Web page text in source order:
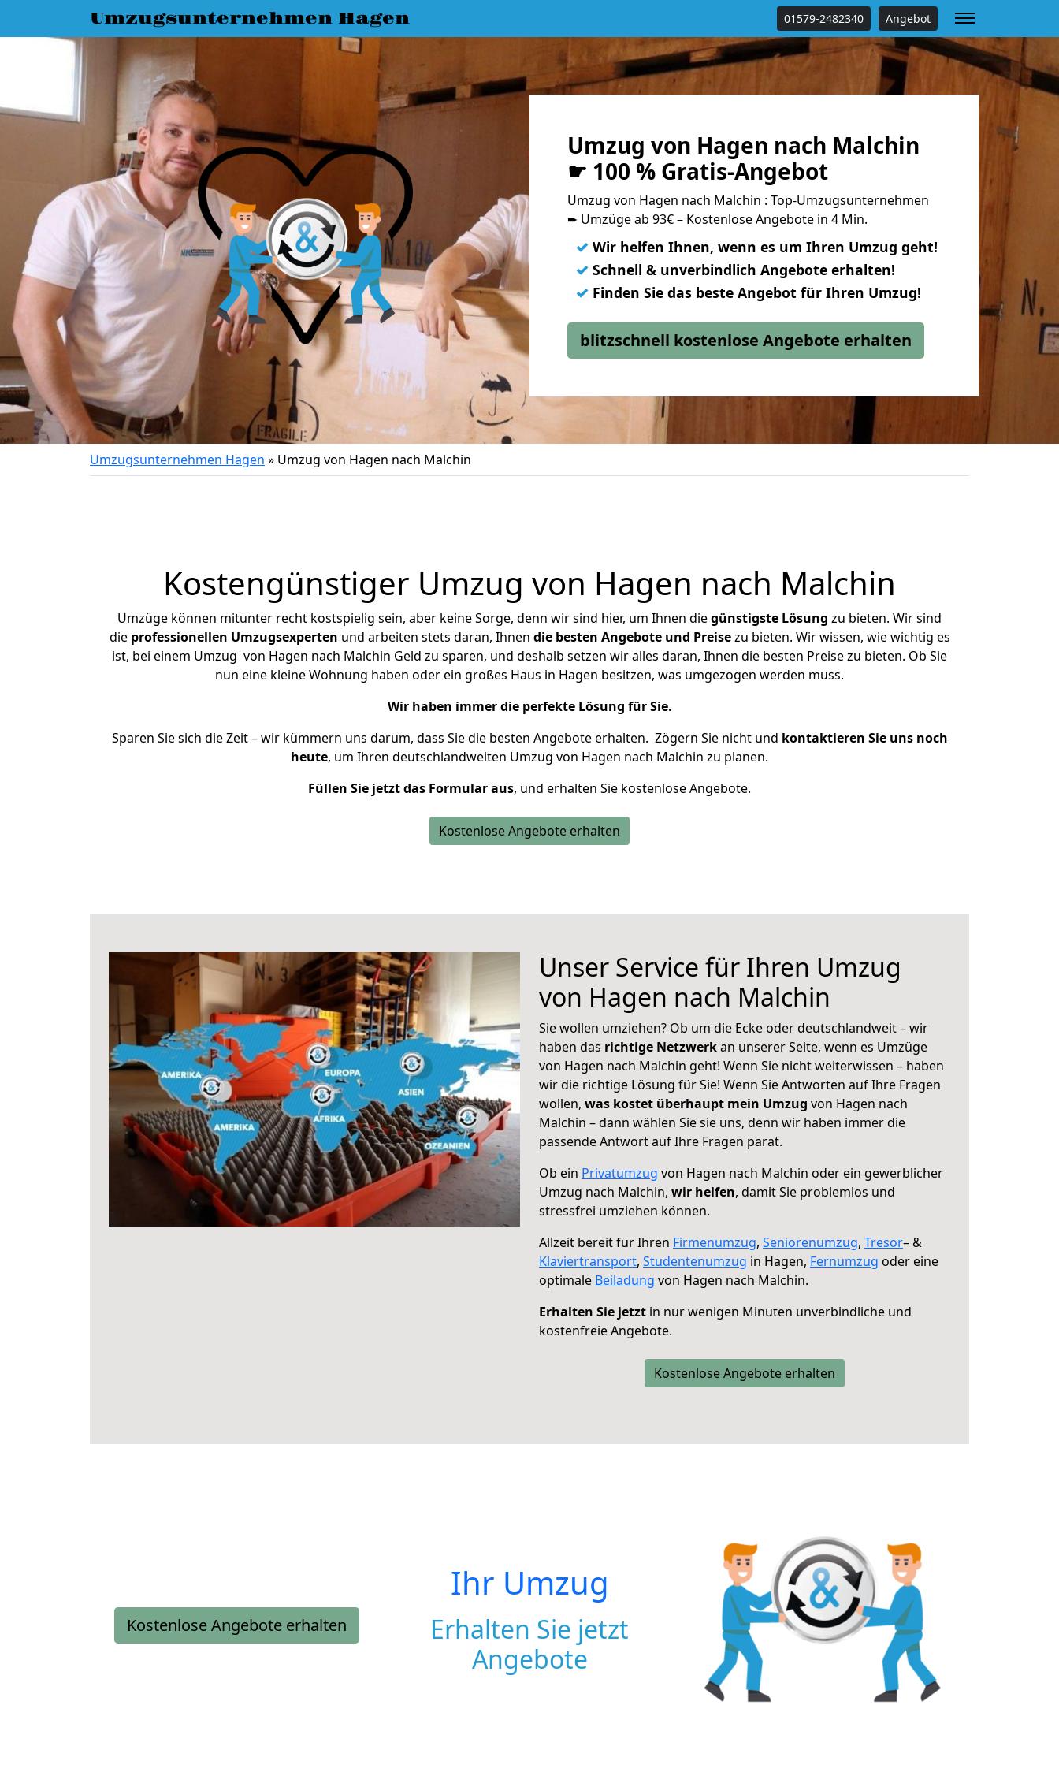
Umzugsunternehmen Hagen 01579-2482340 Angebot
Umzug von Hagen nach Malchin
☛ 100 % Gratis-Angebot
Umzug von Hagen nach Malchin : Top-Umzugsunternehmen
➨ Umzüge ab 93€ – Kostenlose Angebote in 4 Min.
✓ Wir helfen Ihnen, wenn es um Ihren Umzug geht!
✓ Schnell & unverbindlich Angebote erhalten!
✓ Finden Sie das beste Angebot für Ihren Umzug!
blitzschnell kostenlose Angebote erhalten
Umzugsunternehmen Hagen » Umzug von Hagen nach Malchin
Kostengünstiger Umzug von Hagen nach Malchin
Umzüge können mitunter recht kostspielig sein, aber keine Sorge, denn wir sind hier, um Ihnen diegünstigste Lösung zu bieten. Wir sind
die professionellen Umzugsexperten und arbeiten stets daran, Ihnen die besten Angebote und Preisezu bieten. Wir wissen, wie wichtig es
ist, bei einem Umzug von Hagen nach Malchin Geld zu sparen, und deshalb setzen wir alles daran, Ihnen die besten Preise zu bieten. Ob Sie
nun eine kleine Wohnung haben oder ein großes Haus in Hagen besitzen, was umgezogen werden muss.
Wir haben immer die perfekte Lösung für Sie.
Sparen Sie sich die Zeit – wir kümmern uns darum, dass Sie die besten Angebote erhalten. Zögern Sie nicht und kontaktieren Sie uns noch
heute, um Ihren deutschlandweiten Umzug von Hagen nach Malchin zu planen.
Füllen Sie jetzt das Formular aus, und erhalten Sie kostenlose Angebote.
Kostenlose Angebote erhalten
Unser Service für Ihren Umzug
von Hagen nach Malchin
Sie wollen umziehen? Ob um die Ecke oder deutschlandweit – wir
haben das richtige Netzwerkan unserer Seite, wenn es Umzüge
von Hagen nach Malchin geht! Wenn Sie nicht weiterwissen – haben
wir die richtige Lösung für Sie! Wenn Sie Antworten auf Ihre Fragen
wollen, was kostet überhaupt mein Umzug von Hagen nach
Malchin – dann wählen Sie sie uns, denn wir haben immer die
passende Antwort auf Ihre Fragen parat.
Ob ein Privatumzug von Hagen nach Malchin oder ein gewerblicher
Umzug nach Malchin, wir helfen, damit Sie problemlos und
stressfrei umziehen können.
Allzeit bereit für Ihren Firmenumzug, Seniorenumzug, Tresor– &
Klaviertransport, Studentenumzug in Hagen, Fernumzug oder eine
optimale Beiladung von Hagen nach Malchin.
Erhalten Sie jetzt in nur wenigen Minuten unverbindliche und
kostenfreie Angebote.
Kostenlose Angebote erhalten
Kostenlose Angebote erhalten
Ihr Umzug
Erhalten Sie jetzt
Angebote